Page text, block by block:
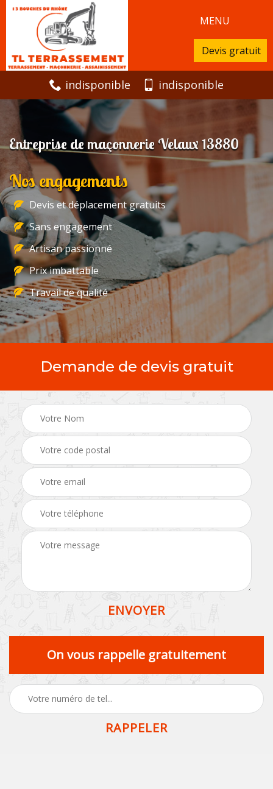
MENU
Devis gratuit
indisponible indisponible
Entreprise de maçonnerie Velaux 13880
Nos engagements
Devis et déplacement gratuits
Sans engagement
Artisan passionné
Prix imbattable
Travail de qualité
Demande de devis gratuit
On vous rappelle gratuitement